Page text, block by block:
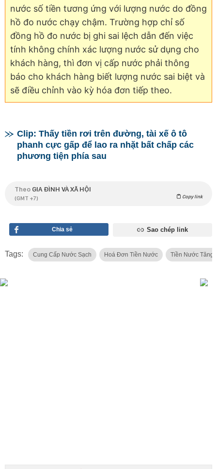
nước số tiền tương ứng với lượng nước do đồng
hồ đo nước chạy chậm. Trường hợp chỉ số
đồng hồ đo nước bị ghi sai lệch dẫn đến việc
tính không chính xác lượng nước sử dụng cho
khách hàng, thì đơn vị cấp nước phải thông
báo cho khách hàng biết lượng nước sai biệt và
sẽ điều chỉnh vào kỳ hóa đơn tiếp theo.
Clip: Thấy tiền rơi trên đường, tài xế ô tô
phanh cực gấp để lao ra nhặt bất chấp các
phương tiện phía sau
Theo GIA ĐÌNH VÀ XÃ HỘI
(GMT +7) Copy link
Chia sẻ Sao chép link
Tags: Cung Cấp Nước Sạch Hoá Đơn Tiền Nước Tiền Nước Tăng